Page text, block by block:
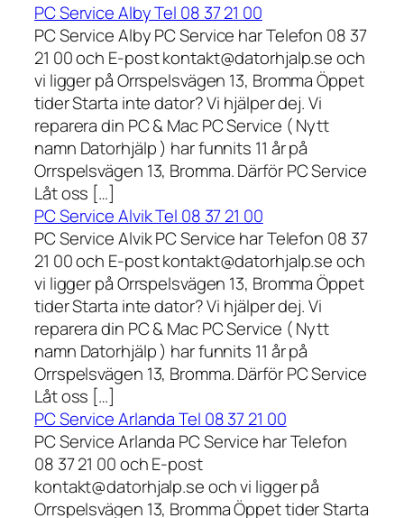
PC Service Alby Tel 08 37 21 00
PC Service Alby PC Service har Telefon 08 37
21 00 och E-post kontakt@datorhjalp.se och
vi ligger på Orrspelsvägen 13, Bromma Öppet
tider Starta inte dator? Vi hjälper dej. Vi
reparera din PC & Mac PC Service ( Nytt
namn Datorhjälp ) har funnits 11 år på
Orrspelsvägen 13, Bromma. Därför PC Service
Låt oss […]
PC Service Alvik Tel 08 37 21 00
PC Service Alvik PC Service har Telefon 08 37
21 00 och E-post kontakt@datorhjalp.se och
vi ligger på Orrspelsvägen 13, Bromma Öppet
tider Starta inte dator? Vi hjälper dej. Vi
reparera din PC & Mac PC Service ( Nytt
namn Datorhjälp ) har funnits 11 år på
Orrspelsvägen 13, Bromma. Därför PC Service
Låt oss […]
PC Service Arlanda Tel 08 37 21 00
PC Service Arlanda PC Service har Telefon
08 37 21 00 och E-post
kontakt@datorhjalp.se och vi ligger på
Orrspelsvägen 13, Bromma Öppet tider Starta